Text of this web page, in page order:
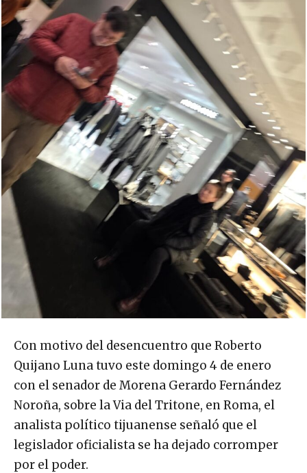
Con motivo del desencuentro que Roberto
Quijano Luna tuvo este domingo 4 de enero
con el senador de Morena Gerardo Fernández
Noroña, sobre la Via del Tritone, en Roma, el
analista político tijuanense señaló que el
legislador oficialista se ha dejado corromper
por el poder.